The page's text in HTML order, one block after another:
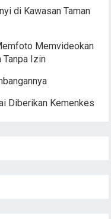
di Kawasan Taman
Memvideokan
Tanpa Izin
Diberikan Kemenkes